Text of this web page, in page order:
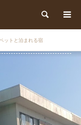
検索
ットと泊まれる宿